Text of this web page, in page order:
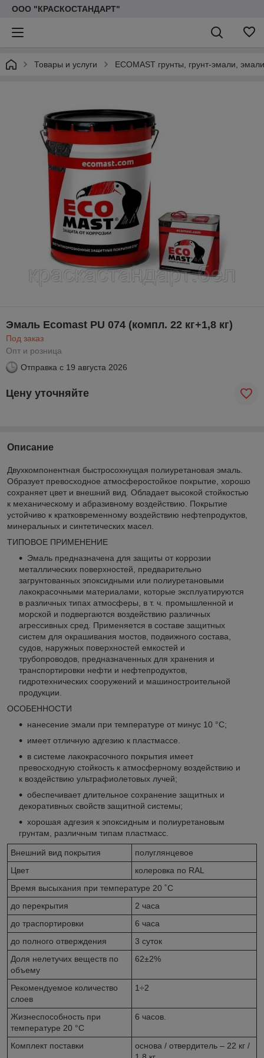
ООО "КРАСКОСТАНДАРТ"
Товары и услуги ECOMAST грунты, грунт-эмали,
Эмаль Ecomast PU 074 (компл. 22 кг+1,8 кг)
Под заказ
Опт и розница
Отправка с 19 августа 2026
Цену уточняйте
Описание
Двухкомпонентная быстросохнущая полиуретановая эмаль.
Образует превосходное атмосферостойкое покрытие, хорошо
сохраняет цвет и внешний вид. Обладает высокой стойкостью
к механическому и абразивному воздействию. Покрытие
устойчиво к кратковременному воздействию нефтепродуктов,
минеральных и синтетических масел.
ТИПОВОЕ ПРИМЕНЕНИЕ
Эмаль предназначена для защиты от коррозии
металлических поверхностей, предварительно
загрунтованных эпоксидными или полиуретановыми
лакокрасочными материалами, которые эксплуатируются
в различных типах атмосферы, в т. ч. промышленной и
морской и подвергаются воздействию различных
агрессивных сред. Применяется в составе защитных
систем для окрашивания мостов, подвижного состава,
судов, наружных поверхностей емкостей и
трубопроводов, предназначенных для хранения и
транспортировки нефти и нефтепродуктов,
гидротехнических сооружений и машиностроительной
продукции.
ОСОБЕННОСТИ
нанесение эмали при температуре от минус 10 °С;
имеет отличную адгезию к пластмассе.
в системе лакокрасочного покрытия имеет
превосходную стойкость к атмосферному воздействию и
к воздействию ультрафиолетовых лучей;
обеспечивает длительное сохранение защитных и
декоративных свойств защитной системы;
хорошая адгезия к эпоксидным и полиуретановым
грунтам, различным типам пластмасс.
Внешний вид покрытия
полуглянцевое
Цвет
колеровка по RAL
Время высыхания при температуре 20 ˚С
до перекрытия
2 часа
до траспортировки
6 часа
до полного отверждения
3 суток
Доля нелетучих веществ по
объему
62±2%
Рекомендуемое количество
слоев
1÷2
Жизнеспособность при
температуре 20 °С
6 часов.
Комплект поставки
основа / отвердитель – 22 кг /